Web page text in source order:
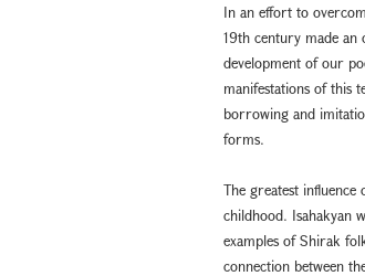
In an effort to
19th century made
development of our
manifestations of this
borrowing and
forms.
The greatest
childhood. Isahakyan
examples of Shirak
connection between